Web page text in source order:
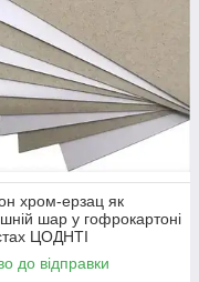
хром-ерзац як
шар у гофрокартоні
ЦОДНТІ
мм щільність
м2 10 листів
до відправки